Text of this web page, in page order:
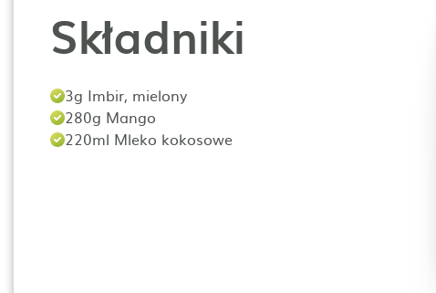
Składniki
3g Imbir, mielony
280g Mango
220ml Mleko kokosowe